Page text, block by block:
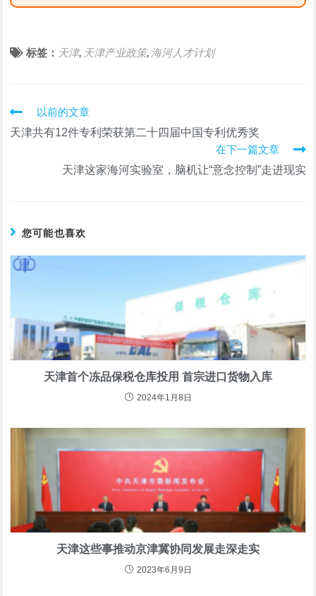
标签： 天津, 天津产业政策, 海河人才计划
阅
读
更
以前的文章
天津共有12件专利荣获第二十四届中国专利优秀奖
在下一篇文章
天津这家海河实验室，脑机让“意念控制”走进现实
您可能也喜欢
天津首个冻品保税仓库投用 首宗进口货物入库
2024年1月8日
天津这些事推动京津冀协同发展走深走实
2023年6月9日